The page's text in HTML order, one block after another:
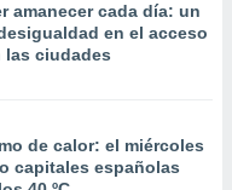
amanecer cada día: un
en el acceso
las ciudades
de calor: el miércoles
capitales españolas